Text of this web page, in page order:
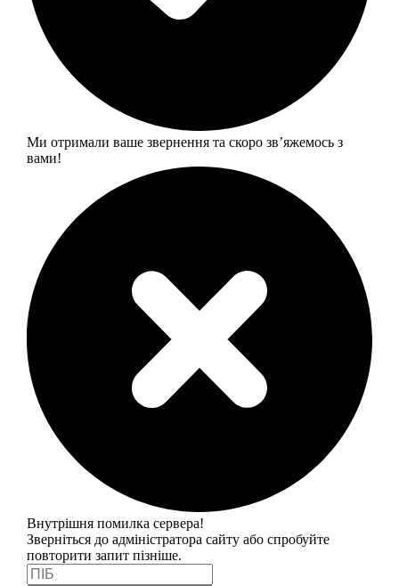
Ми отримали ваше звернення та скоро звʼяжемось з
вами!
Внутрішня помилка сервера!
Зверніться до адміністратора сайту або спробуйте
повторити запит пізніше.